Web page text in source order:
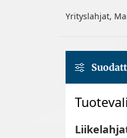
Yrityslahjat,